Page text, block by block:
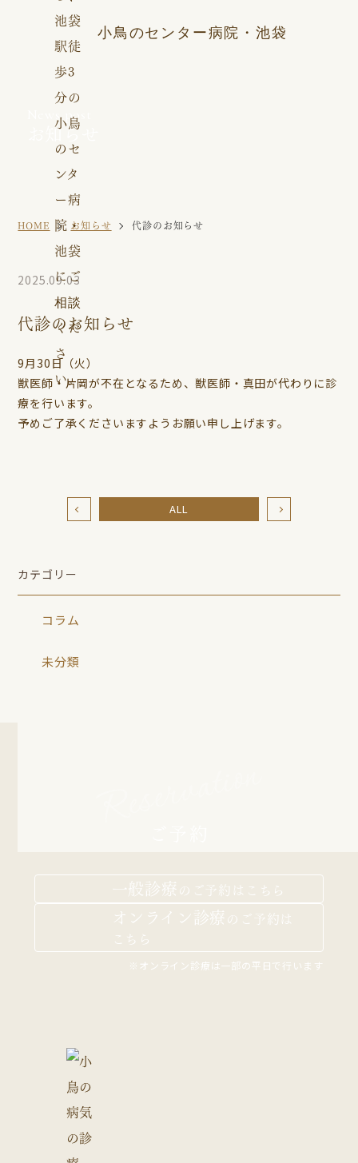
小鳥のセンター病院・池袋
News post
お知らせ
HOME お知らせ 代診のお知らせ
カテゴリー
コラム
未分類
2025.09.03
代診のお知らせ
9月30日（火）
獣医師・片岡が不在となるため、獣医師・真田が代わりに診
療を行います。
予めご了承くださいますようお願い申し上げます。
ALL
一般診療 の ご予約はこちら
オンライン診療 の ご予約は
こちら
※オンライン診療は一部の平日で行います